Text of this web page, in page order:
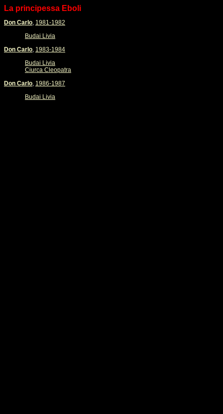
La principessa Eboli
Don Carlo, 1981-1982
Budai Livia
Don Carlo, 1983-1984
Budai Livia
Ciurca Cleopatra
Don Carlo, 1986-1987
Budai Livia